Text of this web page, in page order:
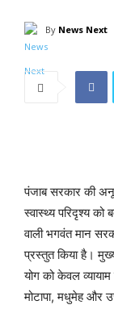
By News Next
पंजाब सरकार की
स्वास्थ्य परिदृश्य
वाली भगवंत मान
प्रस्तुत किया है।
योग को केवल
मोटापा, मधुमेह और